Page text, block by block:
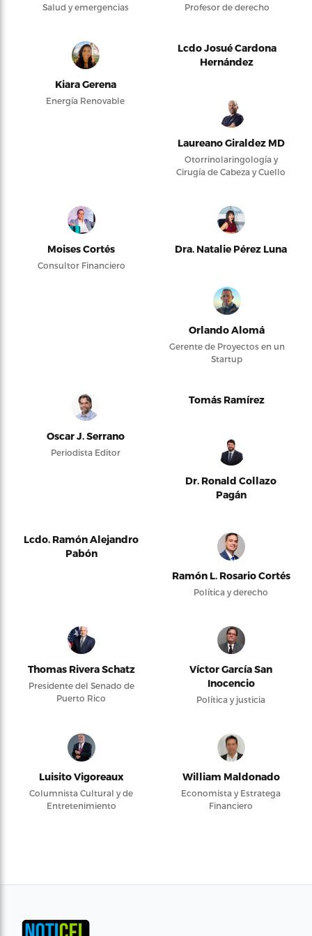
Salud y emergencias Profesor de derecho
Kiara Gerena
Energía Renovable
Lcdo Josué Cardona
Hernández
Laureano Giraldez MD
Otorrinolaringología y
Cirugía de Cabeza y Cuello
Moises Cortés
Consultor Financiero
Dra. Natalie Pérez Luna
Orlando Alomá
Gerente de Proyectos en un
Startup
Oscar J. Serrano
Periodista Editor
Tomás Ramírez
Dr. Ronald Collazo
Pagán
Lcdo. Ramón Alejandro
Pabón
Ramón L. Rosario Cortés
Política y derecho
Thomas Rivera Schatz
Presidente del Senado de
Puerto Rico
Víctor García San
Inocencio
Política y justicia
Luisito Vigoreaux
Columnista Cultural y de
Entretenimiento
William Maldonado
Economista y Estratega
Financiero